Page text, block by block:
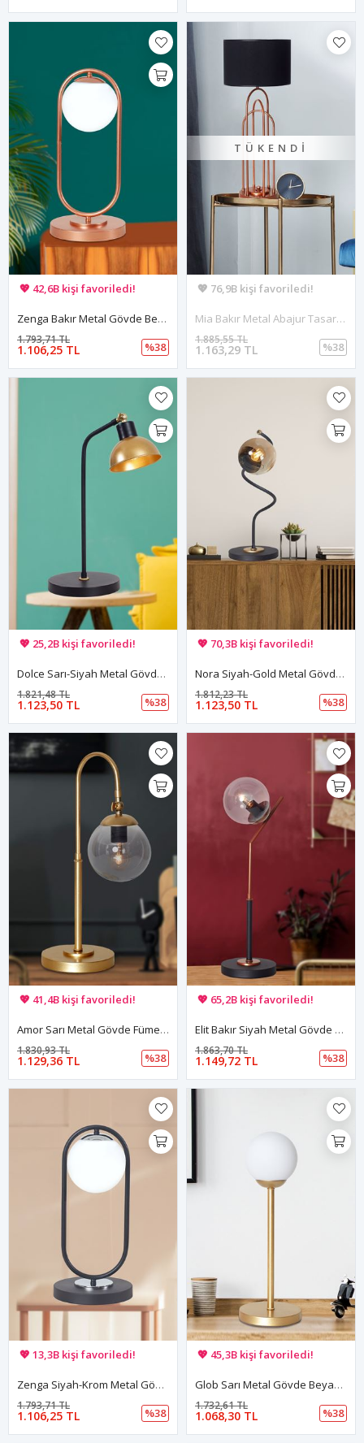
🚚 Hızlı teslimat yapılıyor!
💖 42,6B kişi favoriledi!
💸 Sepette 100 TL indirim!
Zenga Bakır Metal Gövde Beyaz Camlı Tasarım Lüx Masa Lambası
1.106,25 TL
1.793,71 TL
%38
TÜKENDI
💖 76,9B kişi favoriledi!
💸 Sepette 100 TL indirim!
Mia Bakır Metal Abajur Tasarım Lüx Masa Lambası
1.163,29 TL
1.885,55 TL
%38
🚚 Hızlı teslimat yapılıyor!
💖 25,2B kişi favoriledi!
💸 Sepette 100 TL indirim!
Dolce Sarı-Siyah Metal Gövde Tasarım Lüx Masa Lambası
1.123,50 TL
1.821,48 TL
%38
🚚 Hızlı teslimat yapılıyor!
💖 70,3B kişi favoriledi!
💸 Sepette 100 TL indirim!
Nora Siyah-Gold Metal Gövde Bal Camlı Tasarım Lüx Masa Lambası
1.123,50 TL
1.812,23 TL
%38
🚚 Hızlı teslimat yapılıyor!
💖 41,4B kişi favoriledi!
💸 Sepette 100 TL indirim!
Amor Sarı Metal Gövde Füme Camlı Tasarım Lüx Masa Lambası
1.129,36 TL
1.830,93 TL
%38
🚚 Hızlı teslimat yapılıyor!
💖 65,2B kişi favoriledi!
💸 Sepette 100 TL indirim!
Elit Bakır Siyah Metal Gövde Füme Camlı Tasarım Lüx Masa Lambası
1.149,72 TL
1.863,70 TL
%38
🚚 Hızlı teslimat yapılıyor!
💸 Sepette 100 TL indirim!
Zenga Siyah-Krom Metal Gövde Beyaz Camlı Tasarım Lüx Masa Lambası
1.106,25 TL
1.793,71 TL
%38
🚚 Hızlı teslimat yapılıyor!
💖 45,3B kişi favoriledi!
💸 Sepette 100 TL indirim!
Glob Sarı Metal Gövde Beyaz Camlı Tasarım Lüx Masa Lambası
1.068,30 TL
1.732,61 TL
%38